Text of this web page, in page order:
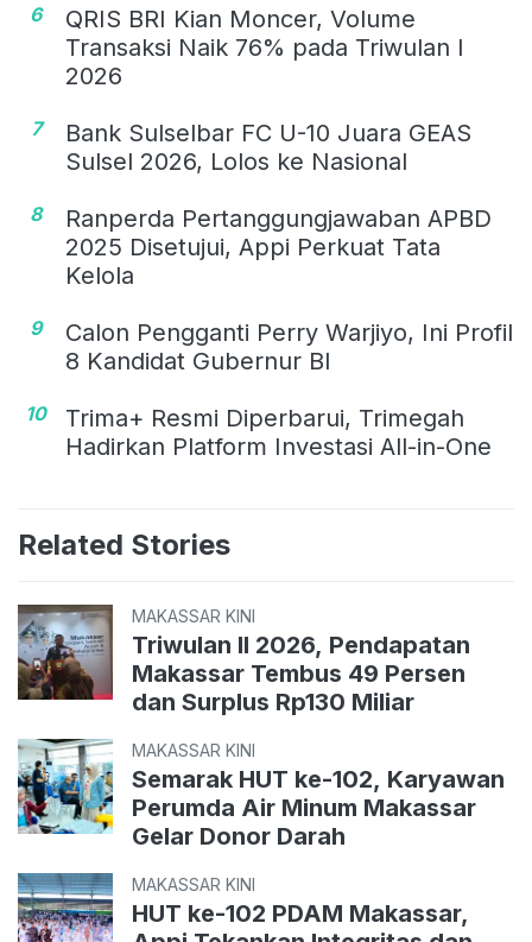
6
QRIS BRI Kian Moncer, Volume
Transaksi Naik 76% pada Triwulan I
2026
7
Bank Sulselbar FC U-10 Juara GEAS
Sulsel 2026, Lolos ke Nasional
8
Ranperda Pertanggungjawaban APBD
2025 Disetujui, Appi Perkuat Tata
Kelola
9
Calon Pengganti Perry Warjiyo, Ini Profil
8 Kandidat Gubernur BI
10
Trima+ Resmi Diperbarui, Trimegah
Hadirkan Platform Investasi All-in-One
Related Stories
MAKASSAR KINI
Triwulan II 2026, Pendapatan
Makassar Tembus 49 Persen
dan Surplus Rp130 Miliar
MAKASSAR KINI
Semarak HUT ke-102, Karyawan
Perumda Air Minum Makassar
Gelar Donor Darah
MAKASSAR KINI
HUT ke-102 PDAM Makassar,